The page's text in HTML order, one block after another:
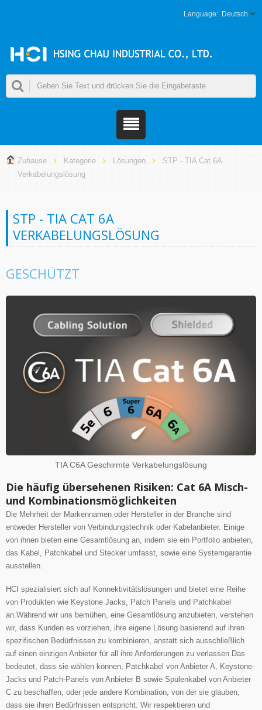
Deutsch
Zuhause Kategorie Lösungen
STP - TIA Cat 6A
Verkabelungslösung
STP - TIA CAT 6A
VERKABELUNGSLÖSUNG
GESCHÜTZT
TIA C6A Geschirmte Verkabelungslösung
Die häufig übersehenen Risiken: Cat 6A Misch-
und Kombinationsmöglichkeiten
Die Mehrheit der Markennamen oder Hersteller in der Branche sind
entweder Hersteller von Verbindungstechnik oder Kabelanbieter. Einige
von ihnen bieten eine Gesamtlösung an, indem sie ein Portfolio anbieten,
das Kabel, Patchkabel und Stecker umfasst, sowie eine Systemgarantie
ausstellen.
HCI spezialisiert sich auf Konnektivitätslösungen und bietet eine Reihe
von Produkten wie Keystone Jacks, Patch Panels und Patchkabel
an.Während wir uns bemühen, eine Gesamtlösung anzubieten, verstehen
wir, dass Kunden es vorziehen, ihre eigene Lösung basierend auf ihren
spezifischen Bedürfnissen zu kombinieren, anstatt sich ausschließlich
auf einen einzigen Anbieter für all ihre Anforderungen zu verlassen.Das
bedeutet, dass sie wählen können, Patchkabel von Anbieter A, Keystone-
Jacks und Patch-Panels von Anbieter B sowie Spulenkabel von Anbieter
C zu beschaffen, oder jede andere Kombination, von der sie glauben,
dass sie ihren Bedürfnissen entspricht. Wir respektieren und